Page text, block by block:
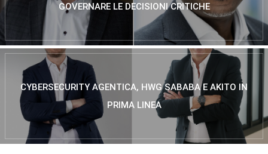
GOVERNARE LE DECISIONI CRITICHE
CYBERSECURITY AGENTICA, HWG SABABA E AKITO IN
PRIMA LINEA